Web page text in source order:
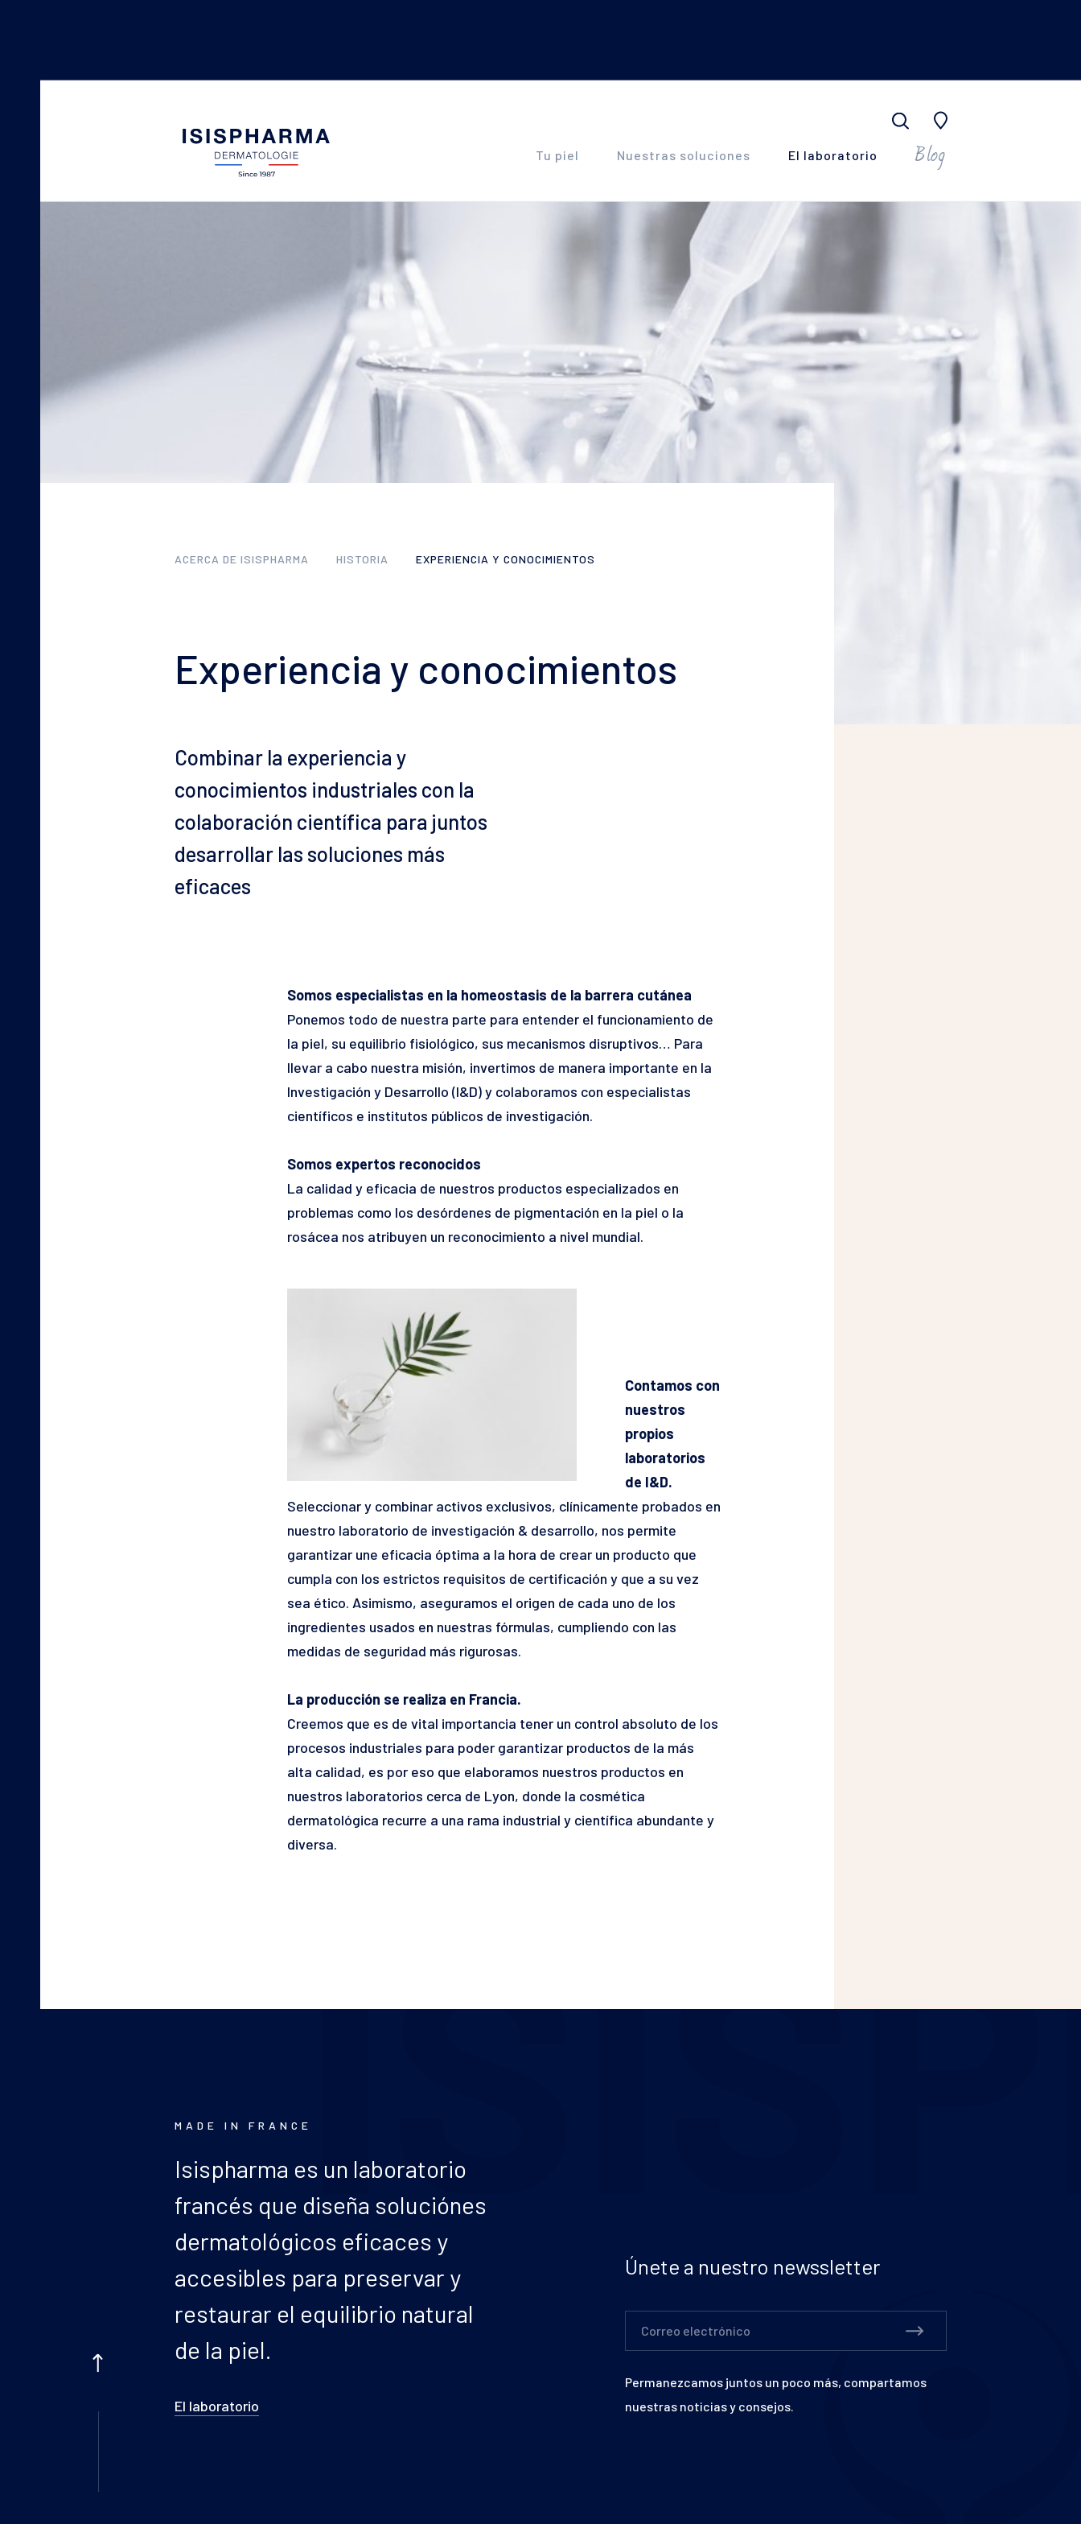
Tu piel Nuestras soluciones El laboratorio Blog
Manchas de hiperpigmentación
Piel sensible con enrojecimiento
Pieles grasas con tendencia al acné
Signos de la edad
Pieles sensibles y deshidratadas
Pieles descamativas e hiperqueratosis
Pieles irritadas
Descamación del cuero cabelludo
TEEN DERM
Piel grasa con imperfecciones
SENSYLIA
Piel deshidratada
Psoriasis e hiperqueratosis
SUAVIGEL
Piel irritada y debilitada
VITISKIN
Vitíligo
Barrera cutánea dañada
GLYCO-A
Peeling's
CICAPRO
ACERCA DE ISISPHARMA HISTORIA EXPERIENCIA Y CONOCIMIENTOS
Experiencia y conocimientos
Combinar la experiencia y
conocimientos industriales con la
colaboración científica para juntos
desarrollar las soluciones más
eficaces
Somos especialistas en la homeostasis de la barrera cutánea
Ponemos todo de nuestra parte para entender el funcionamiento de
la piel, su equilibrio fisiológico, sus mecanismos disruptivos… Para
llevar a cabo nuestra misión, invertimos de manera importante en la
Investigación y Desarrollo (I&D) y colaboramos con especialistas
científicos e institutos públicos de investigación.
Somos expertos reconocidos
La calidad y eficacia de nuestros productos especializados en
problemas como los desórdenes de pigmentación en la piel o la
rosácea nos atribuyen un reconocimiento a nivel mundial.
Contamos con
nuestros
propios
laboratorios
de I&D.
Seleccionar y combinar activos exclusivos, clínicamente probados en
nuestro laboratorio de investigación & desarrollo, nos permite
garantizar une eficacia óptima a la hora de crear un producto que
cumpla con los estrictos requisitos de certificación y que a su vez
sea ético. Asimismo, aseguramos el origen de cada uno de los
ingredientes usados en nuestras fórmulas, cumpliendo con las
medidas de seguridad más rigurosas.
La producción se realiza en Francia.
Creemos que es de vital importancia tener un control absoluto de los
procesos industriales para poder garantizar productos de la más
alta calidad, es por eso que elaboramos nuestros productos en
nuestros laboratorios cerca de Lyon, donde la cosmética
dermatológica recurre a una rama industrial y científica abundante y
diversa.
MADE IN FRANCE
Isispharma es un laboratorio
francés que diseña soluciónes
dermatológicos eficaces y
accesibles para preservar y
restaurar el equilibrio natural
de la piel.
El laboratorio
Únete a nuestro newssletter
Correo electrónico
Permanezcamos juntos un poco más, compartamos
nuestras noticias y consejos.